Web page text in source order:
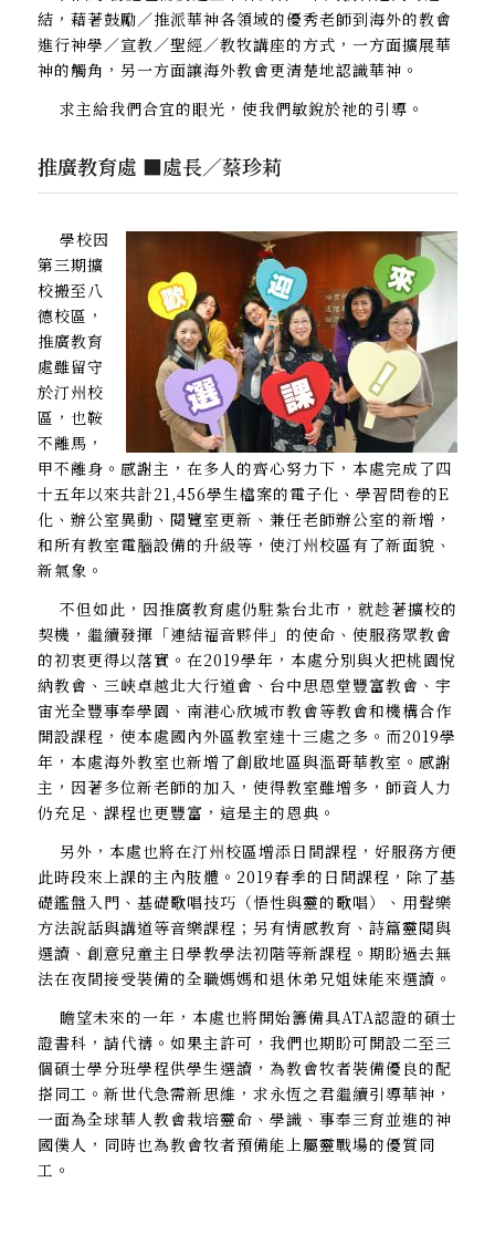
結，藉著鼓勵／推派華神各領域的優秀老師到海外的教會
進行神學／宣教／聖經／教牧講座的方式，一方面擴展華
神的觸角，另一方面讓海外教會更清楚地認識華神。
求主給我們合宜的眼光，使我們敏銳於祂的引導。
推廣教育處 ■處長／蔡珍莉
學校因
第三期擴
校搬至八
德校區，
推廣教育
處雖留守
於汀州校
區，也鞍
不離馬，
甲不離身。感謝主，在多人的齊心努力下，本處完成了四
十五年以來共計21,456學生檔案的電子化、學習問卷的E
化、辦公室異動、閱覽室更新、兼任老師辦公室的新增，
和所有教室電腦設備的升級等，使汀州校區有了新面貌、
新氣象。
不但如此，因推廣教育處仍駐紮台北市，就趁著擴校的
契機，繼續發揮「連結福音夥伴」的使命、使服務眾教會
的初衷更得以落實。在2019學年，本處分別與火把桃園悅
納教會、三峽卓越北大行道會、台中思恩堂豐富教會、宇
宙光全豐事奉學園、南港心欣城市教會等教會和機構合作
開設課程，使本處國內外區教室達十三處之多。而2019學
年，本處海外教室也新增了創啟地區與溫哥華教室。感謝
主，因著多位新老師的加入，使得教室雖增多，師資人力
仍充足、課程也更豐富，這是主的恩典。
另外，本處也將在汀州校區增添日間課程，好服務方便
此時段來上課的主內肢體。2019春季的日間課程，除了基
礎鑑盤入門、基礎歌唱技巧（悟性與靈的歌唱）、用聲樂
方法說話與講道等音樂課程；另有情感教育、詩篇靈閱與
選讀、創意兒童主日學教學法初階等新課程。期盼過去無
法在夜間接受裝備的全職媽媽和退休弟兄姐妹能來選讀。
瞻望未來的一年，本處也將開始籌備具ATA認證的碩士
證書科，請代禱。如果主許可，我們也期盼可開設二至三
個碩士學分班學程供學生選讀，為教會牧者裝備優良的配
搭同工。新世代急需新思維，求永恆之君繼續引導華神，
一面為全球華人教會栽培靈命、學識、事奉三育並進的神
國僕人，同時也為教會牧者預備能上屬靈戰場的優質同
工。